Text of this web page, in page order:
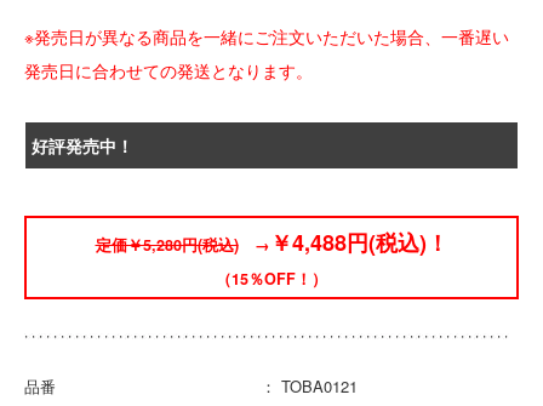
※発売日が異なる商品を一緒にご注文いただいた場合、一番遅い
発売日に合わせての発送となります。
好評発売中！
定価￥5,280円(税込)→ ￥4,488円(税込)！
（15％OFF！）
品番 ： TOBA0121